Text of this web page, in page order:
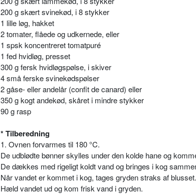
200 g skært svinekød, i 8 stykker
1 lille løg, hakket
2 tomater, flåede og udkernede, eller
1 spsk koncentreret tomatpuré
1 fed hvidløg, presset
300 g fersk hvidløgspølse, i skiver
4 små ferske svinekødspølser
2 gåse- eller andelår (confit de canard) eller
350 g kogt andekød, skåret i mindre stykker
90 g rasp
* Tilberedning
1. Ovnen forvarmes til 180 °C.
De udblødte bønner skylles under den kolde hane og
De dækkes med rigeligt koldt vand og bringes i kog
Når vandet er kommet i kog, tages gryden straks af blusset.
Hæld vandet ud og kom frisk vand i gryden.